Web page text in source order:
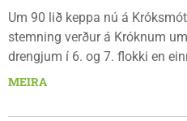
Um 90 lið keppa nú á
stemning verður á Króknum
drengjum í 6. og 7. flokki en
fyrir yngri systkini. Mótið hófst
MEIRA